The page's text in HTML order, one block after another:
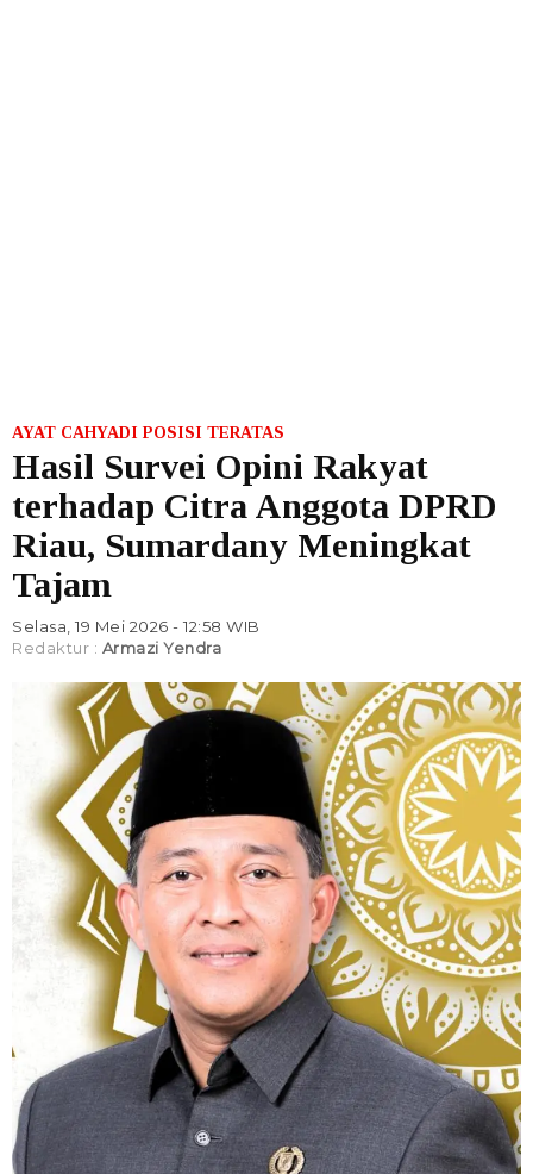
AYAT CAHYADI POSISI TERATAS
Hasil Survei Opini Rakyat
terhadap Citra Anggota DPRD
Riau, Sumardany Meningkat
Tajam
Selasa, 19 Mei 2026 - 12:58 WIB
Redaktur : Armazi Yendra